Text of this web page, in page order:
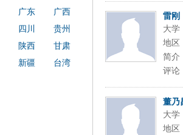
雷刚
大学
地区
简介
评论
董乃
大学
地区
广东
广西
四川
贵州
陕西
甘肃
新疆
台湾